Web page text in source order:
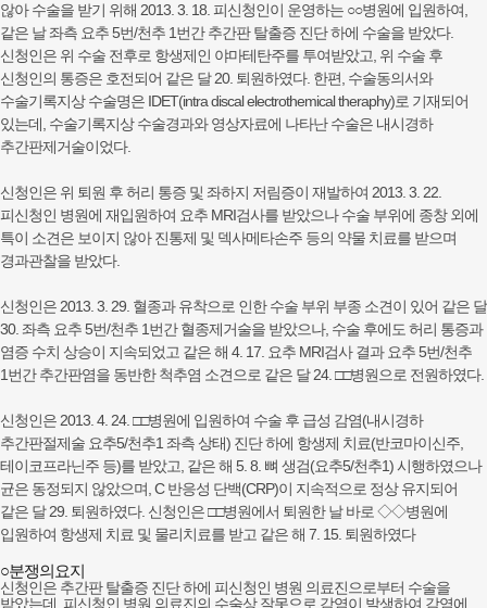
않아 수술을 받기 위해 2013. 3. 18. 피신청인이 운영하는 ○○병원에 입원하여,
같은 날 좌측 요추 5번/천추 1번간 추간판 탈출증 진단 하에 수술을 받았다.
신청인은 위 수술 전후로 항생제인 야마테탄주를 투여받았고, 위 수술 후
신청인의 통증은 호전되어 같은 달 20. 퇴원하였다. 한편, 수술동의서와
수술기록지상 수술명은 IDET(intra discal electrothemical theraphy)로 기재되어
있는데, 수술기록지상 수술경과와 영상자료에 나타난 수술은 내시경하
추간판제거술이었다.
신청인은 위 퇴원 후 허리 통증 및 좌하지 저림증이 재발하여 2013. 3. 22.
피신청인 병원에 재입원하여 요추 MRI검사를 받았으나 수술 부위에 종창 외에
특이 소견은 보이지 않아 진통제 및 덱사메타손주 등의 약물 치료를 받으며
경과관찰을 받았다.
신청인은 2013. 3. 29. 혈종과 유착으로 인한 수술 부위 부종 소견이 있어 같은 달
30. 좌측 요추 5번/천추 1번간 혈종제거술을 받았으나, 수술 후에도 허리 통증과
염증 수치 상승이 지속되었고 같은 해 4. 17. 요추 MRI검사 결과 요추 5번/천추
1번간 추간판염을 동반한 척추염 소견으로 같은 달 24. □□병원으로 전원하였다.
신청인은 2013. 4. 24. □□병원에 입원하여 수술 후 급성 감염(내시경하
추간판절제술 요추5/천추1 좌측 상태) 진단 하에 항생제 치료(반코마이신주,
테이코프라닌주 등)를 받았고, 같은 해 5. 8. 뼈 생검(요추5/천추1) 시행하였으나
균은 동정되지 않았으며, C 반응성 단백(CRP)이 지속적으로 정상 유지되어
같은 달 29. 퇴원하였다. 신청인은 □□병원에서 퇴원한 날 바로 ◇◇병원에
입원하여 항생제 치료 및 물리치료를 받고 같은 해 7. 15. 퇴원하였다
○분쟁의요지
신청인은 추간판 탈출증 진단 하에 피신청인 병원 의료진으로부터 수술을
받았는데, 피신청인 병원 의료진의 수술상 잘못으로 감염이 발생하여 감염에